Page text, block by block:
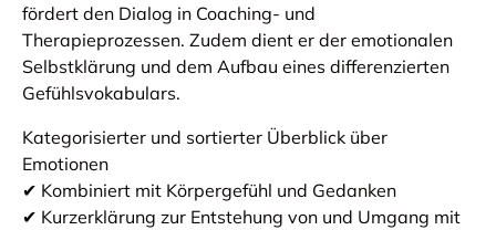
fördert den Dialog in Coaching- und
Therapieprozessen. Zudem dient er der emotionalen
Selbstklärung und dem Aufbau eines differenzierten
Gefühlsvokabulars.
Kategorisierter und sortierter Überblick über
Emotionen
✔ Kombiniert mit Körpergefühl und Gedanken
✔ Kurzerklärung zur Entstehung von und Umgang mit